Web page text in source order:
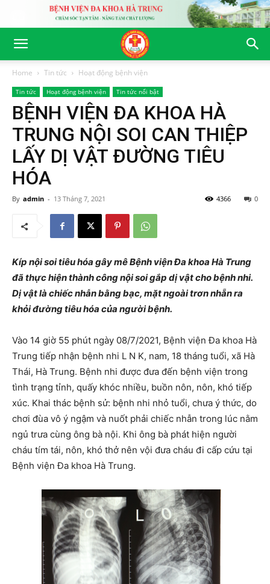
Home Tin tức Hoạt động bệnh viện
Tin tức Hoạt động bệnh viện Tin tức nổi bật
BỆNH VIỆN ĐA KHOA HÀ
TRUNG NỘI SOI CAN THIỆP
LẤY DỊ VẬT ĐƯỜNG TIÊU
HÓA
By admin - 13 Tháng 7, 2021 0
4366
Kíp nội soi tiêu hóa gây mê Bệnh viện Đa khoa Hà Trung
đã thực hiện thành công nội soi gắp dị vật cho bệnh nhi.
Dị vật là chiếc nhẫn bằng bạc, mặt ngoài trơn nhẵn ra
khỏi đường tiêu hóa của người bệnh.
Vào 14 giờ 55 phút ngày 08/7/2021, Bệnh viện Đa khoa Hà
Trung tiếp nhận bệnh nhi L N K, nam, 18 tháng tuổi, xã Hà
Thái, Hà Trung. Bệnh nhi được đưa đến bệnh viện trong
tình trạng tỉnh, quấy khóc nhiều, buồn nôn, nôn, khó tiếp
xúc. Khai thác bệnh sử: bệnh nhi nhỏ tuổi, chưa ý thức, do
chơi đùa vô ý ngậm và nuốt phải chiếc nhẫn trong lúc nằm
ngủ trưa cùng ông bà nội. Khi ông bà phát hiện người
cháu tím tái, nôn, khó thở nên vội đưa cháu đi cấp cứu tại
Bệnh viện Đa khoa Hà Trung.